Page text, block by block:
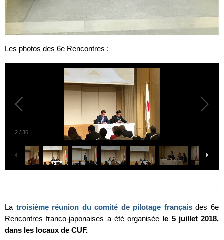
Les photos des 6e Rencontres :
2 / 36
La troisième réunion du comité de pilotage françaisdes 6e
Rencontres franco-japonaises a été organisée le 5 juillet 2018,
dans les locaux de CUF.